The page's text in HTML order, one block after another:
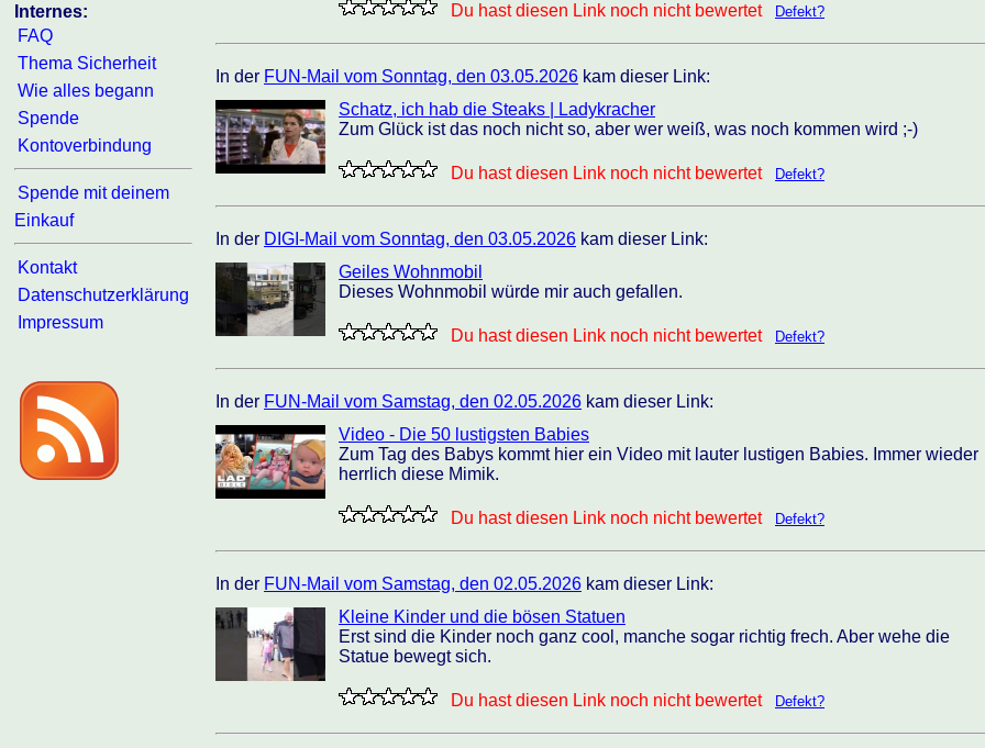
Internes:
FAQ
Thema Sicherheit
Wie alles begann
Spende
Kontoverbindung
Spende mit deinem
Einkauf
Kontakt
Datenschutzerklärung
Impressum
Du hast diesen Link noch nicht bewertet Defekt?
In der FUN-Mail vom Sonntag, den 03.05.2026 kam dieser Link:
Schatz, ich hab die Steaks | Ladykracher
Zum Glück ist das noch nicht so, aber wer weiß, was noch kommen wird ;-)
Du hast diesen Link noch nicht bewertet Defekt?
In der DIGI-Mail vom Sonntag, den 03.05.2026 kam dieser Link:
Geiles Wohnmobil
Dieses Wohnmobil würde mir auch gefallen.
Du hast diesen Link noch nicht bewertet Defekt?
In der FUN-Mail vom Samstag, den 02.05.2026 kam dieser Link:
Video - Die 50 lustigsten Babies
Zum Tag des Babys kommt hier ein Video mit lauter lustigen Babies. Immer wieder
herrlich diese Mimik.
Du hast diesen Link noch nicht bewertet Defekt?
In der FUN-Mail vom Samstag, den 02.05.2026 kam dieser Link:
Kleine Kinder und die bösen Statuen
Erst sind die Kinder noch ganz cool, manche sogar richtig frech. Aber wehe die
Statue bewegt sich.
Du hast diesen Link noch nicht bewertet Defekt?